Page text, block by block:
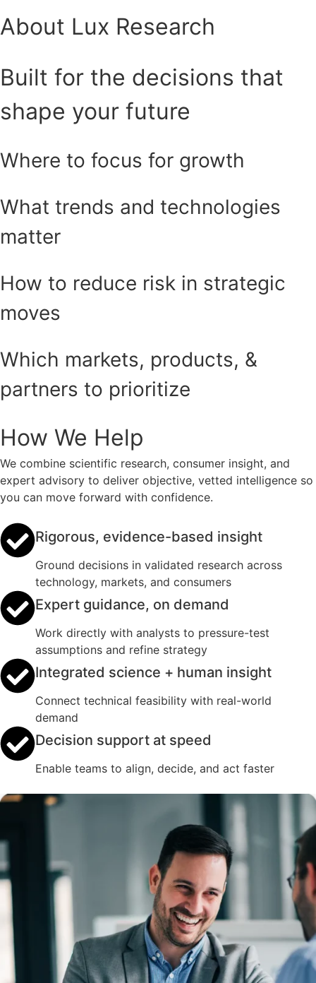
About Lux Research
Built for the decisions that
shape your future
Where to focus for growth
What trends and technologies
matter
How to reduce risk in strategic
moves
Which markets, products, &
partners to prioritize
How We Help
We combine scientific research, consumer insight, and
expert advisory to deliver objective, vetted intelligence so
you can move forward with confidence.
Rigorous, evidence-based insight
Ground decisions in validated research across
technology, markets, and consumers
Expert guidance, on demand
Work directly with analysts to pressure-test
assumptions and refine strategy
Integrated science + human insight
Connect technical feasibility with real-world
demand
Decision support at speed
Enable teams to align, decide, and act faster